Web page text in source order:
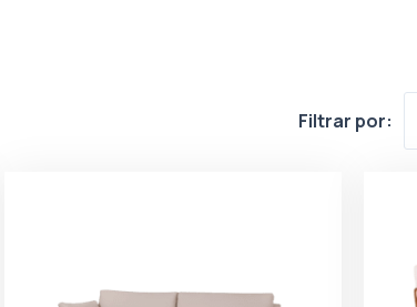
Filtrar por: